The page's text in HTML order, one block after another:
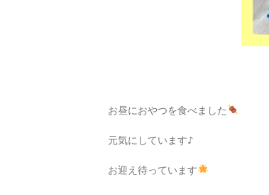
お昼におやつを食べました
元気にしています♪
お迎え待っています